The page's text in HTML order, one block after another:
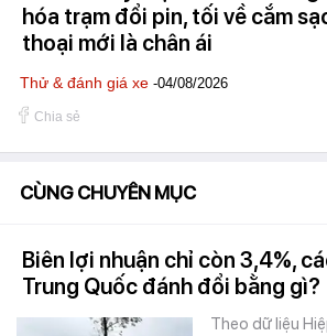
hóa trạm đổi pin, tối về cắm
thoại mới là chân ái
Thử & đánh giá xe -04/08/2026
Chia sẻ
CÙNG CHUYÊN MỤC
Biên lợi nhuận chỉ còn 3,4%,
Trung Quốc đánh đổi bằng gì?
Theo dữ liệu